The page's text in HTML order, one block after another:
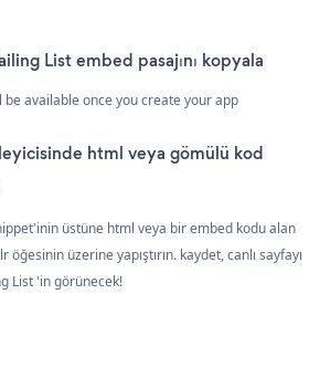
List embed pasajını kopyala
be available once you create your app
html veya gömülü kod
üstüne html veya bir embed kodu alan
üzerine yapıştırın. kaydet, canlı sayfayı
List 'in görünecek!